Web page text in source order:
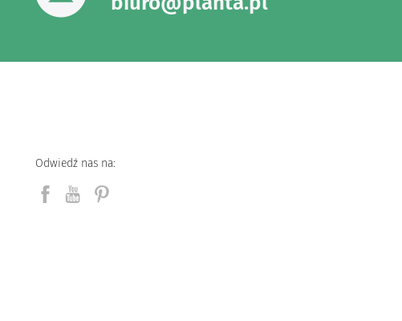
Odwiedź nas na: